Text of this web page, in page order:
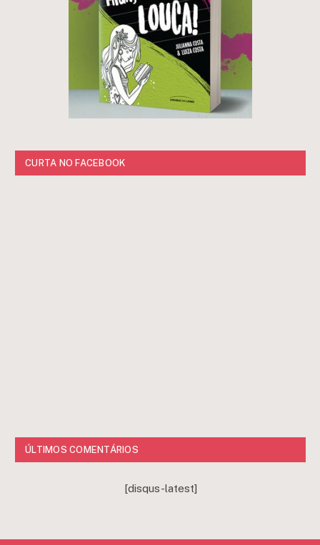
CURTA NO FACEBOOK
ÚLTIMOS COMENTÁRIOS
[disqus-latest]